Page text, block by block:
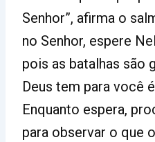
Senhor”, afirma o
no Senhor, espere
pois as batalhas são
Deus tem para você
Enquanto espera,
para observar o que